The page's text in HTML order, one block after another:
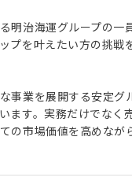
明治海運グループの一
プを叶えたい方の挑戦
事業を展開する安定グ
ます。実務だけでな
の市場価値を高めなが